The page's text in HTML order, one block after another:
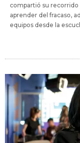
compartió su recorrido
aprender del fracaso,
equipos desde la